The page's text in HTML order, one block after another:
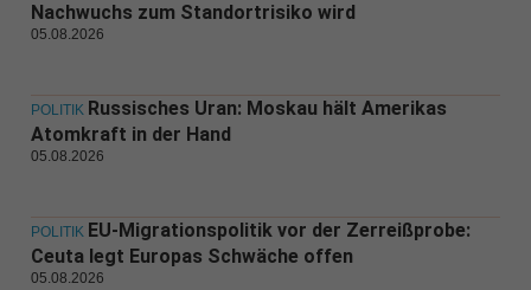
Nachwuchs zum Standortrisiko wird
05.08.2026
POLITIK Russisches Uran: Moskau hält Amerikas
Atomkraft in der Hand
05.08.2026
POLITIK EU-Migrationspolitik vor der Zerreißprobe:
Ceuta legt Europas Schwäche offen
05.08.2026